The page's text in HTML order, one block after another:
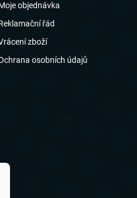
objednávka
řád
zboží
osobních údajů